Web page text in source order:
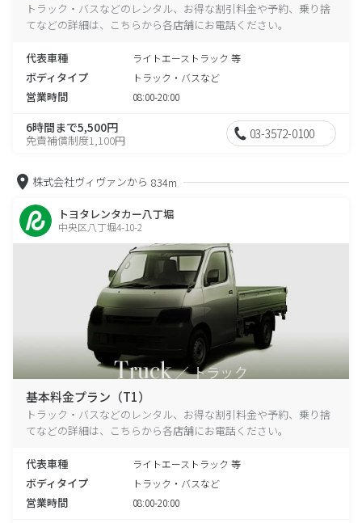
トラック・バスなどのレンタル、お得な割引料金や予約、乗り捨
てなどの詳細は、こちらから各店舗にお電話ください。
代表車種 ライトエーストラック 等
ボディタイプ トラック・バスなど
営業時間 08:00-20:00
6時間まで5,500円
免責補償制度1,100円 03-3572-0100
株式会社ヴィヴァンから 834m
トヨタレンタカー八丁堀
中央区八丁堀4-10-2
基本料金プラン（T1）
トラック・バスなどのレンタル、お得な割引料金や予約、乗り捨
てなどの詳細は、こちらから各店舗にお電話ください。
代表車種 ライトエーストラック 等
ボディタイプ トラック・バスなど
営業時間 08:00-20:00